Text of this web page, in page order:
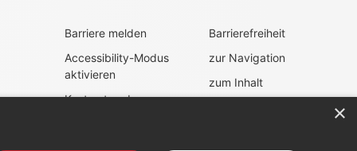
Barriere melden
Accessibility-Modus
aktivieren
Kontrastmodus
Barrierefreiheit
zur Navigation
zum Inhalt
×